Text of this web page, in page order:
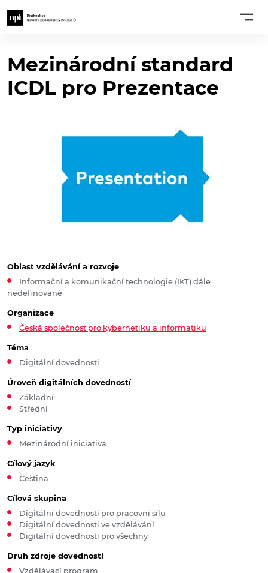
Mezinárodní standard
ICDL pro Prezentace
Oblast vzdělávání a rozvoje
Informační a komunikační technologie (IKT) dále
nedefinované
Organizace
Česká společnost pro kybernetiku a informatiku
Téma
Digitální dovednosti
Úroveň digitálních dovedností
Základní
Střední
Typ iniciativy
Mezinárodní iniciativa
Cílový jazyk
Čeština
Cílová skupina
Digitální dovednosti pro pracovní sílu
Digitální dovednosti ve vzdělávání
Digitální dovednosti pro všechny
Druh zdroje dovedností
Vzdělávací program